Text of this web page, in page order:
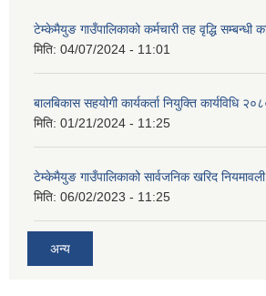
टेम्केमैयुङ गाउँपालिकाको कर्मचारी तह वृद्धि सम्बन्धी
मिति: 04/07/2024 - 11:01
बालबिकास सहयोगी कार्यकर्ता नियुक्ति कार्यविधि
मिति: 01/21/2024 - 11:25
टेम्केमैयुङ गाउँपालिकाको सार्वजनिक खरिद
मिति: 06/02/2023 - 11:25
अन्य